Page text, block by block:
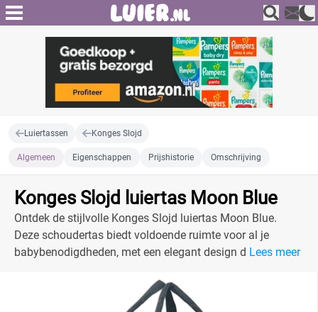
Luiertassen Konges Slojd
Algemeen Eigenschappen Prijshistorie Omschrijving
Konges Slojd luiertas Moon Blue
Ontdek de stijlvolle Konges Slojd luiertas Moon Blue.
Deze schoudertas biedt voldoende ruimte voor al je
babybenodigdheden, met een elegant design dat bij elke
Lees meer